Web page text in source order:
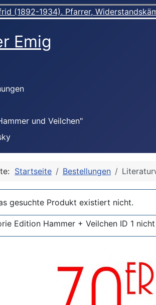
(1892-1934). Pfarrer,
Emig
und Veilchen"
Startseite Bestellungen
gesuchte Produkt existiert nicht.
Edition Hammer + Veilchen ID 1